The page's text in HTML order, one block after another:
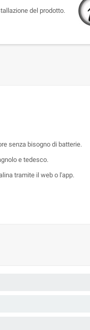
del prodotto.
senza bisogno di batterie.
e tedesco.
tramite il web o l'app.